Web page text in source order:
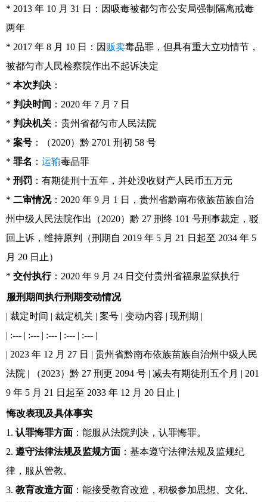
* 2013 年 10 月 31 日：因吸毒被都匀市公安局强制隔离戒毒
两年
* 2017 年 8 月 10 日：因 贩卖毒品罪，但具有重大立功情节，
被都匀市人民检察院作出不起诉决定
* 本次判决 ：
* 判决时间 ：2020 年 7 月 7 日
* 判决机关 ：贵州省都匀市人民法院
* 案号 ：（2020）黔 2701 刑初 58 号
* 罪名 ： 运输毒品罪
* 刑罚 ：有期徒刑十五年，并处没收财产人民币五万元
* 二审情况：2020 年 9 月 1 日，贵州省黔南布依族苗族自治
州中级人民法院作出（2020）黔 27 刑终 101 号刑事裁定，驳
回上诉，维持原判（刑期自 2019 年 5 月 21 日起至 2034 年 5
月 20 日止）
* 交付执行：2020 年 9 月 24 日交付贵州省福泉监狱执行
服刑期间执行刑期变动情况
| 裁定时间 | 裁定机关 | 案号 | 变动内容 | 现刑期 |
| :--- | :--- | :--- | :--- | :--- |
| 2023 年 12 月 27 日 | 贵州省黔南布依族苗族自治州中级人民
法院 | （2023）黔 27 刑更 2094 号 | 减去有期徒刑五个月 | 201
9 年 5 月 21 日起至 2033 年 12 月 20 日止 |
悔改表现及具体事实
1. 认罪悔罪方面 ：能服从法院判决，认罪悔罪。
2. 遵守法律法规及监规方面 ：基本遵守法律法规及监规纪
律，服从管教。
3. 教育改造方面 ：能接受教育改造，积极参加思想、文化、